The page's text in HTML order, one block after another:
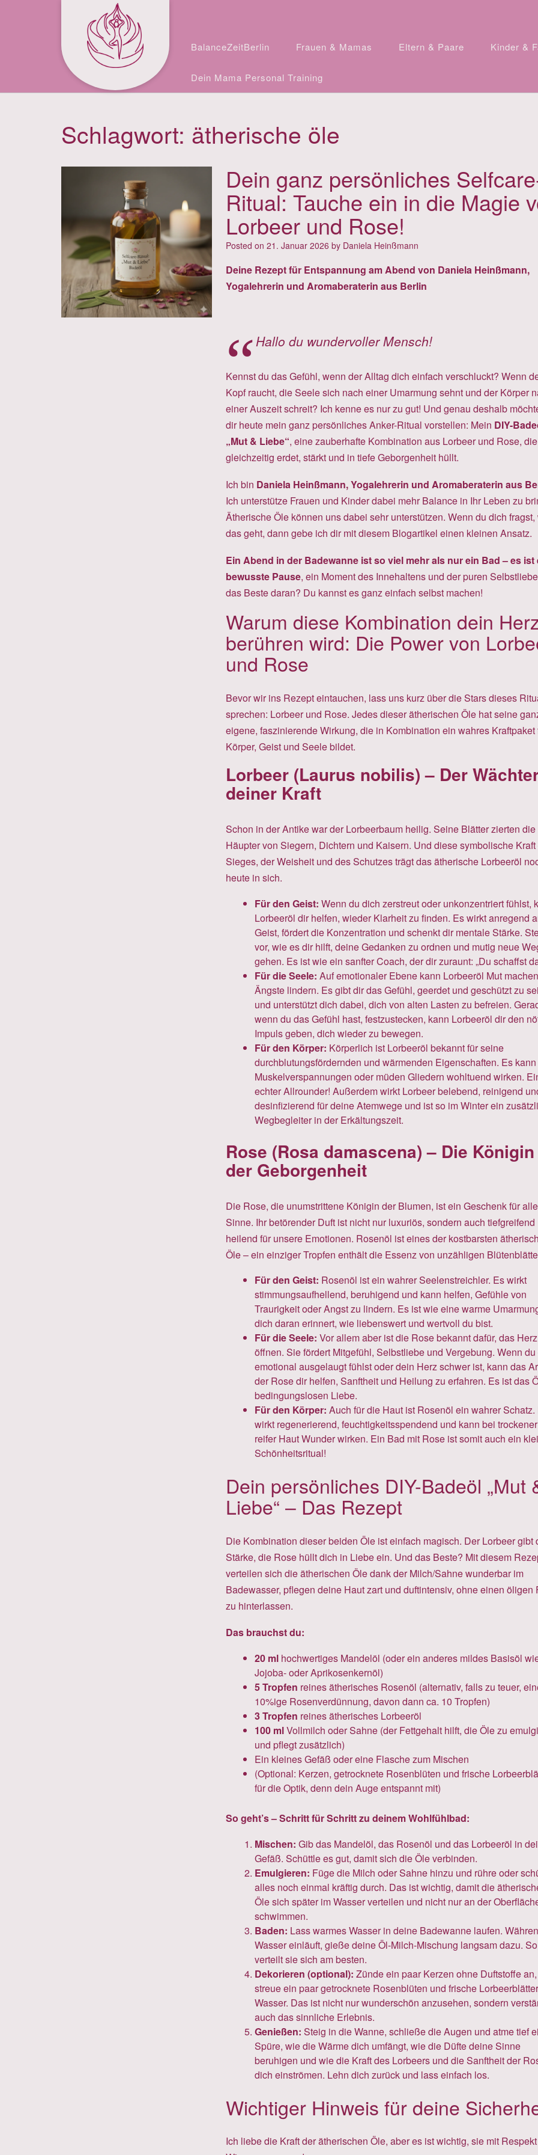
Facebook
Instagram
BalanceZeitBerlin Frauen & Mamas Eltern & Paare Kinder &
Dein Mama Personal Training
Schlagwort: ätherische öle
Dein ganz persönliches
Ritual: Tauche ein in die Magie
Lorbeer und Rose!
Posted on 21. Januar 2026 by Daniela Heinßmann
Deine Rezept für Entspannung am Abend von Daniela Heinßmann,
Yogalehrerin und Aromaberaterin aus Berlin
Hallo du wundervoller Mensch!
Kennst du das Gefühl, wenn der Alltag dich einfach verschluckt? Wenn
Kopf raucht, die Seele sich nach einer Umarmung sehnt und der Körper
einer Auszeit schreit? Ich kenne es nur zu gut! Und genau deshalb
dir heute mein ganz persönliches Anker-Ritual vorstellen: Mein DIY-
„Mut & Liebe“, eine zauberhafte Kombination aus Lorbeer und Rose,
gleichzeitig erdet, stärkt und in tiefe Geborgenheit hüllt.
Ich bin Daniela Heinßmann, Yogalehrerin und Aromaberaterin aus
Ich unterstütze Frauen und Kinder dabei mehr Balance in Ihr Leben zu
Ätherische Öle können uns dabei sehr unterstützen. Wenn du dich
das geht, dann gebe ich dir mit diesem Blogartikel einen kleinen Ansatz.
Ein Abend in der Badewanne ist so viel mehr als nur ein Bad – es ist
bewusste Pause, ein Moment des Innehaltens und der puren
das Beste daran? Du kannst es ganz einfach selbst machen!
Warum diese Kombination dein
berühren wird: Die Power von
und Rose
Bevor wir ins Rezept eintauchen, lass uns kurz über die Stars dieses
sprechen: Lorbeer und Rose. Jedes dieser ätherischen Öle hat seine
eigene, faszinierende Wirkung, die in Kombination ein wahres Kraftpaket
Körper, Geist und Seele bildet.
Lorbeer (Laurus nobilis) – Der
deiner Kraft
Schon in der Antike war der Lorbeerbaum heilig. Seine Blätter zierten die
Häupter von Siegern, Dichtern und Kaisern. Und diese symbolische
Sieges, der Weisheit und des Schutzes trägt das ätherische Lorbeeröl
heute in sich.
Für den Geist: Wenn du dich zerstreut oder unkonzentriert fühlst,
Lorbeeröl dir helfen, wieder Klarheit zu finden. Es wirkt anregend
Geist, fördert die Konzentration und schenkt dir mentale Stärke.
vor, wie es dir hilft, deine Gedanken zu ordnen und mutig neue
gehen. Es ist wie ein sanfter Coach, der dir zuraunt: „Du schaffst
Für die Seele: Auf emotionaler Ebene kann Lorbeeröl Mut
Ängste lindern. Es gibt dir das Gefühl, geerdet und geschützt zu
und unterstützt dich dabei, dich von alten Lasten zu befreien.
wenn du das Gefühl hast, festzustecken, kann Lorbeeröl dir den
Impuls geben, dich wieder zu bewegen.
Für den Körper: Körperlich ist Lorbeeröl bekannt für seine
durchblutungsfördernden und wärmenden Eigenschaften. Es
Muskelverspannungen oder müden Gliedern wohltuend wirken.
echter Allrounder! Außerdem wirkt Lorbeer belebend, reinigend
desinfizierend für deine Atemwege und ist so im Winter ein
Wegbegleiter in der Erkältungszeit.
Rose (Rosa damascena) – Die Königin
der Geborgenheit
Die Rose, die unumstrittene Königin der Blumen, ist ein Geschenk für alle
Sinne. Ihr betörender Duft ist nicht nur luxuriös, sondern auch tiefgreifend
heilend für unsere Emotionen. Rosenöl ist eines der kostbarsten
Öle – ein einziger Tropfen enthält die Essenz von unzähligen
Für den Geist: Rosenöl ist ein wahrer Seelenstreichler. Es wirkt
stimmungsaufhellend, beruhigend und kann helfen, Gefühle von
Traurigkeit oder Angst zu lindern. Es ist wie eine warme
dich daran erinnert, wie liebenswert und wertvoll du bist.
Für die Seele: Vor allem aber ist die Rose bekannt dafür, das
öffnen. Sie fördert Mitgefühl, Selbstliebe und Vergebung. Wenn du
emotional ausgelaugt fühlst oder dein Herz schwer ist, kann das
der Rose dir helfen, Sanftheit und Heilung zu erfahren. Es ist das
bedingungslosen Liebe.
Für den Körper: Auch für die Haut ist Rosenöl ein wahrer Schatz.
wirkt regenerierend, feuchtigkeitsspendend und kann bei
reifer Haut Wunder wirken. Ein Bad mit Rose ist somit auch ein
Schönheitsritual!
Dein persönliches DIY-Badeöl „Mut
Liebe“ – Das Rezept
Die Kombination dieser beiden Öle ist einfach magisch. Der Lorbeer gibt
Stärke, die Rose hüllt dich in Liebe ein. Und das Beste? Mit diesem
verteilen sich die ätherischen Öle dank der Milch/Sahne wunderbar im
Badewasser, pflegen deine Haut zart und duftintensiv, ohne einen öligen
zu hinterlassen.
Das brauchst du:
20 mlhochwertiges Mandelöl (oder ein anderes mildes Basisöl
Jojoba- oder Aprikosenkernöl)
5 Tropfen reines ätherisches Rosenöl (alternativ, falls zu teuer,
10%ige Rosenverdünnung, davon dann ca. 10 Tropfen)
3 Tropfen reines ätherisches Lorbeeröl
100 mlVollmilch oder Sahne (der Fettgehalt hilft, die Öle zu
und pflegt zusätzlich)
Ein kleines Gefäß oder eine Flasche zum Mischen
(Optional: Kerzen, getrocknete Rosenblüten und frische
für die Optik, denn dein Auge entspannt mit)
So geht’s – Schritt für Schritt zu deinem Wohlfühlbad:
Mischen: Gib das Mandelöl, das Rosenöl und das Lorbeeröl in
Gefäß. Schüttle es gut, damit sich die Öle verbinden.
Emulgieren: Füge die Milch oder Sahne hinzu und rühre oder
alles noch einmal kräftig durch. Das ist wichtig, damit die
Öle sich später im Wasser verteilen und nicht nur an der
schwimmen.
Baden: Lass warmes Wasser in deine Badewanne laufen.
Wasser einläuft, gieße deine Öl-Milch-Mischung langsam dazu. So
verteilt sie sich am besten.
Dekorieren (optional): Zünde ein paar Kerzen ohne Duftstoffe an,
streue ein paar getrocknete Rosenblüten und frische
Wasser. Das ist nicht nur wunderschön anzusehen, sondern
auch das sinnliche Erlebnis.
Genießen: Steig in die Wanne, schließe die Augen und atme tief
Spüre, wie die Wärme dich umfängt, wie die Düfte deine Sinne
beruhigen und wie die Kraft des Lorbeers und die Sanftheit der
dich einströmen. Lehn dich zurück und lass einfach los.
Wichtiger Hinweis für deine
Ich liebe die Kraft der ätherischen Öle, aber es ist wichtig, sie mit